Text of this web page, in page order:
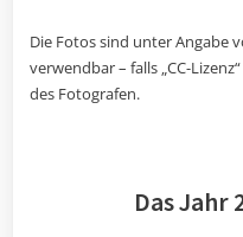
Die Fotos sind unter Angabe
verwendbar – falls „CC-
des Fotografen.
Das Jahr